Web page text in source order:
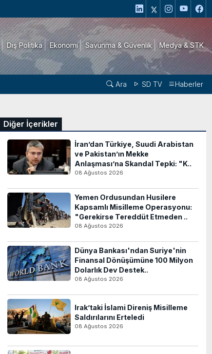
Dış Politika Ekonomi Savunma & Güvenlik Medya & STK
Ara SD TV Haberler
Diğer İçerikler
İran’dan Türkiye, Suudi Arabistan
ve Pakistan’ın Mekke
Anlaşması’na Skandal Tepki: "K..
08 Ağustos 2026
Yemen Ordusundan Husilere
Kapsamlı Misilleme Operasyonu:
"Gerekirse Tereddüt Etmeden ..
08 Ağustos 2026
Dünya Bankası'ndan Suriye'nin
Finansal Dönüşümüne 100 Milyon
Dolarlık Dev Destek..
08 Ağustos 2026
Irak’taki İslami Direniş Misilleme
Saldırılarını Erteledi
08 Ağustos 2026